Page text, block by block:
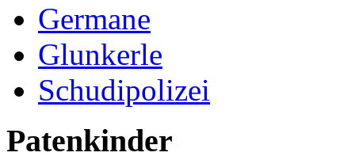
Germane
Glunkerle
Schudipolizei
Patenkinder